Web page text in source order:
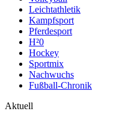
Leichtathletik
Kampfsport
Pferdesport
H²0
Hockey
Sportmix
Nachwuchs
Fußball-Chronik
Aktuell